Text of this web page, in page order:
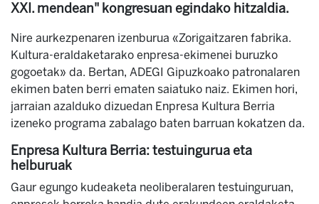
XXI. mendean" kongresuan egindako hitzaldia.
Nire aurkezpenaren izenburua «Zorigaitzaren fabrika.
Kultura-eraldaketarako enpresa-ekimenei buruzko
gogoetak» da. Bertan, ADEGI Gipuzkoako patronalaren
ekimen baten berri ematen saiatuko naiz. Ekimen hori,
jarraian azalduko dizuedan Enpresa Kultura Berria
izeneko programa zabalago baten barruan kokatzen da.
Enpresa Kultura Berria: testuingurua eta
helburuak
Gaur egungo kudeaketa neoliberalaren testuinguruan,